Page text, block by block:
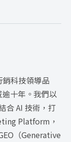
科技領導品
逾十年。我們以
合 AI 技術，打
Platform，
（Generative